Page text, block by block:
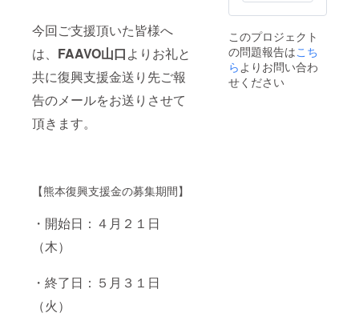
今回ご支援頂いた皆様へ
は、 FAAVO山口よりお礼と
共に復興支援金送り先ご報
告のメールをお送りさせて
頂きます。
【熊本復興支援金の募集期間】
・開始日：４月２１日
（木）
・終了日：５月３１日
（火）
このプロジェクト
の問題報告はこち
ら よりお問い合わ
せください